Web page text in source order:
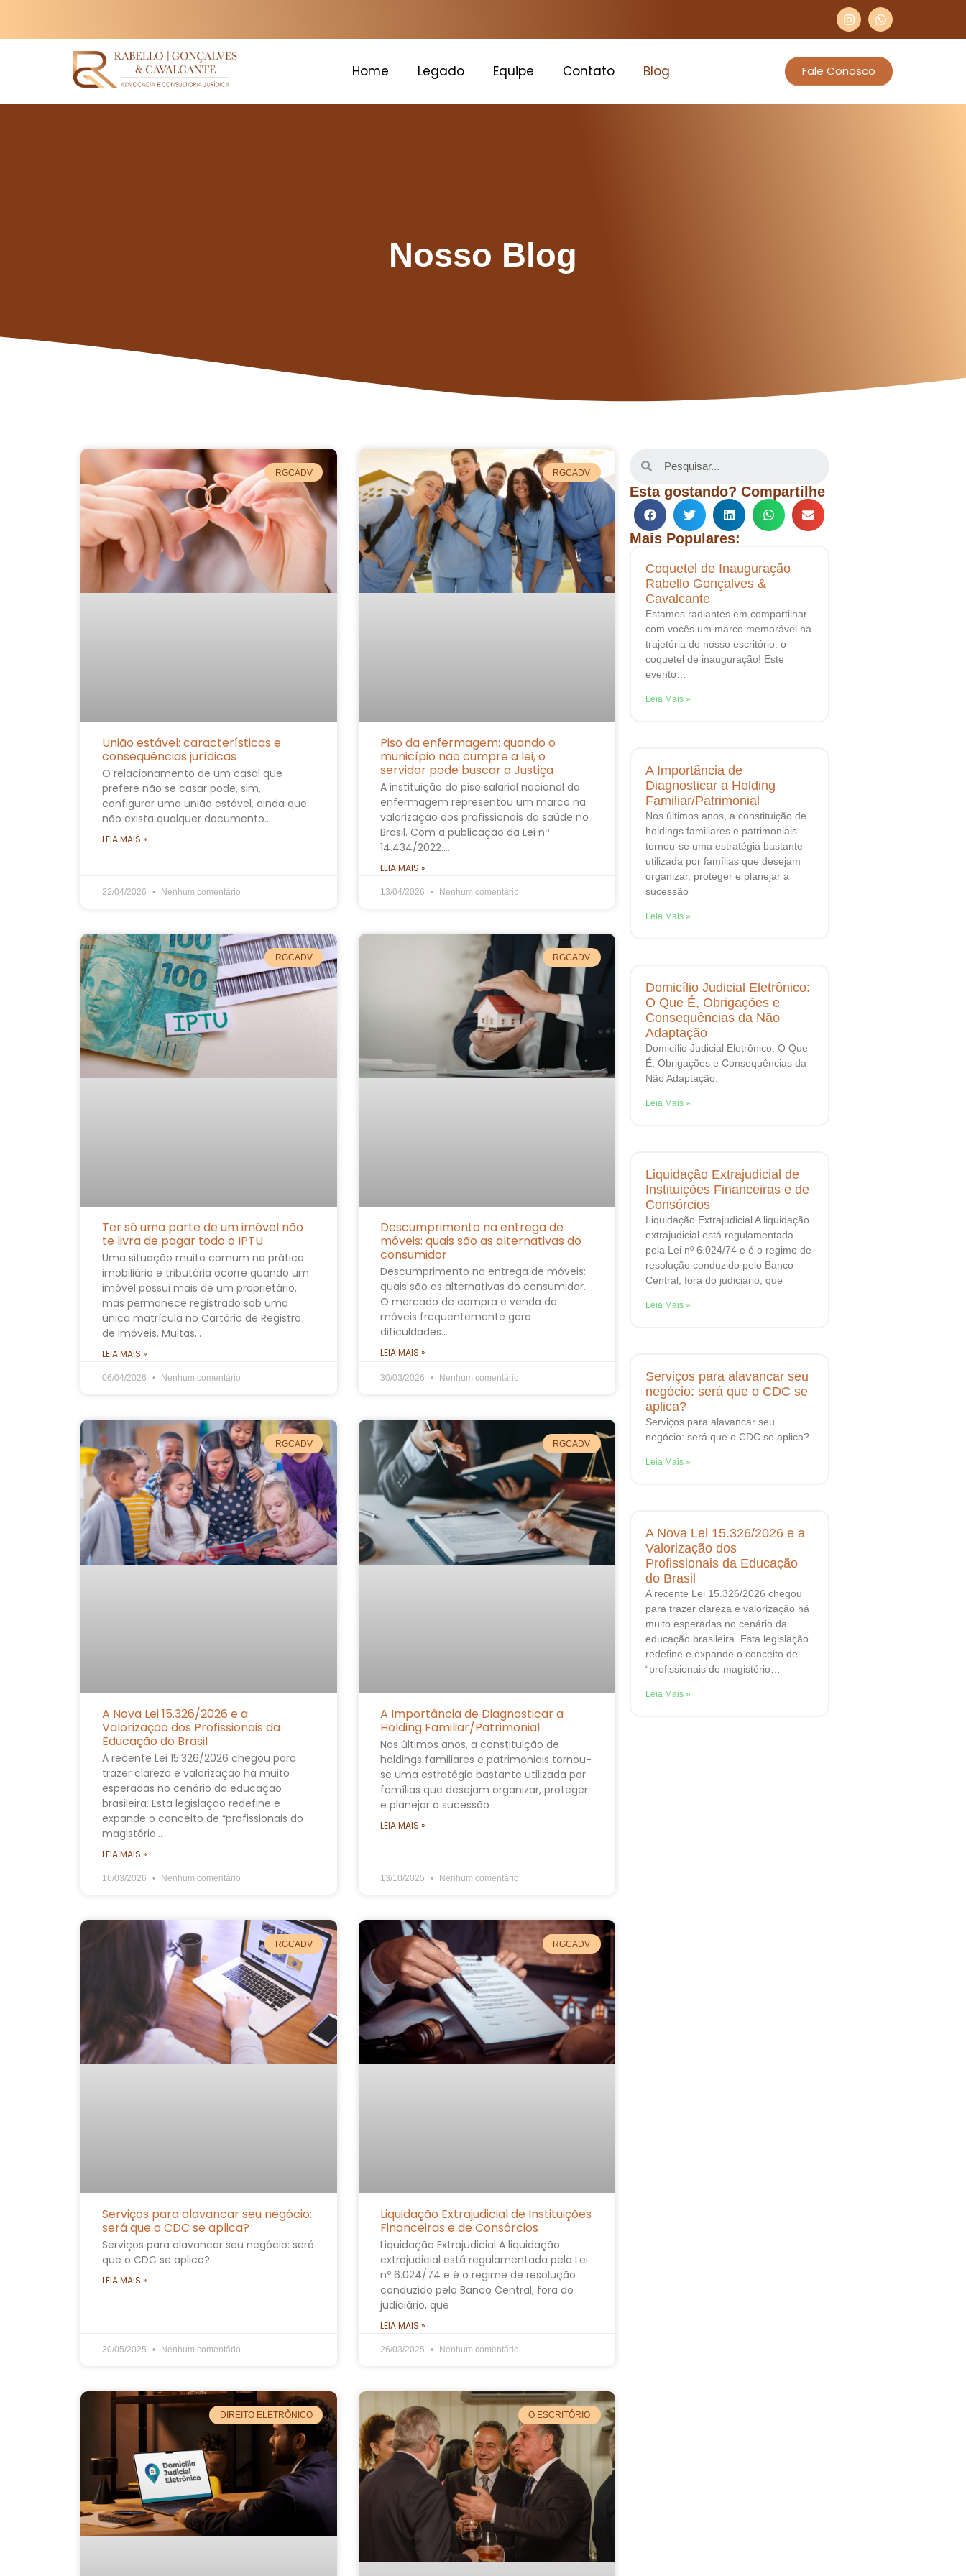
Home Legado Equipe Contato Blog Fale Conosco
Nosso Blog
RGCADV
União estável: características e
consequências jurídicas
​O relacionamento de um casal que
prefere não se casar pode, sim,
configurar uma união estável, ainda que
não exista qualquer documento…
LEIA MAIS »
22/04/2026 Nenhum comentário
RGCADV
Piso da enfermagem: quando o
município não cumpre a lei, o
servidor pode buscar a Justiça
A instituição do piso salarial nacional da
enfermagem representou um marco na
valorização dos profissionais da saúde no
Brasil. Com a publicação da Lei nº
14.434/2022….
LEIA MAIS »
13/04/2026 Nenhum comentário
RGCADV
Ter só uma parte de um imóvel não
te livra de pagar todo o IPTU
Uma situação muito comum na prática
imobiliária e tributária ocorre quando um
imóvel possui mais de um proprietário,
mas permanece registrado sob uma
única matrícula no Cartório de Registro
de Imóveis. Muitas…
LEIA MAIS »
06/04/2026 Nenhum comentário
RGCADV
Descumprimento na entrega de
móveis: quais são as alternativas do
consumidor
Descumprimento na entrega de móveis:
quais são as alternativas do consumidor.
O mercado de compra e venda de
móveis frequentemente gera
dificuldades…
LEIA MAIS »
30/03/2026 Nenhum comentário
RGCADV
A Nova Lei 15.326/2026 e a
Valorização dos Profissionais da
Educação do Brasil
A recente Lei 15.326/2026 chegou para
trazer clareza e valorização há muito
esperadas no cenário da educação
brasileira. Esta legislação redefine e
expande o conceito de “profissionais do
magistério…
LEIA MAIS »
16/03/2026 Nenhum comentário
RGCADV
A Importância de Diagnosticar a
Holding Familiar/Patrimonial
Nos últimos anos, a constituição de
holdings familiares e patrimoniais tornou-
se uma estratégia bastante utilizada por
famílias que desejam organizar, proteger
e planejar a sucessão
LEIA MAIS »
13/10/2025 Nenhum comentário
RGCADV
Serviços para alavancar seu negócio:
será que o CDC se aplica?
Serviços para alavancar seu negócio: será
que o CDC se aplica?
LEIA MAIS »
30/05/2025 Nenhum comentário
RGCADV
Liquidação Extrajudicial de Instituições
Financeiras e de Consórcios
Liquidação Extrajudicial A liquidação
extrajudicial está regulamentada pela Lei
nº 6.024/74 e é o regime de resolução
conduzido pelo Banco Central, fora do
judiciário, que
LEIA MAIS »
26/03/2025 Nenhum comentário
DIREITO ELETRÔNICO O ESCRITÓRIO
Esta gostando? Compartilhe
Mais Populares:
Coquetel de Inauguração
Rabello Gonçalves &
Cavalcante
Estamos radiantes em compartilhar
com vocês um marco memorável na
trajetória do nosso escritório: o
coquetel de inauguração! Este
evento…
Leia Mais »
A Importância de
Diagnosticar a Holding
Familiar/Patrimonial
Nos últimos anos, a constituição de
holdings familiares e patrimoniais
tornou-se uma estratégia bastante
utilizada por famílias que desejam
organizar, proteger e planejar a
sucessão
Leia Mais »
Domicílio Judicial Eletrônico:
O Que É, Obrigações e
Consequências da Não
Adaptação
Domicílio Judicial Eletrônico: O Que
É, Obrigações e Consequências da
Não Adaptação.
Leia Mais »
Liquidação Extrajudicial de
Instituições Financeiras e de
Consórcios
Liquidação Extrajudicial A liquidação
extrajudicial está regulamentada
pela Lei nº 6.024/74 e é o regime de
resolução conduzido pelo Banco
Central, fora do judiciário, que
Leia Mais »
Serviços para alavancar seu
negócio: será que o CDC se
aplica?
Serviços para alavancar seu
negócio: será que o CDC se aplica?
Leia Mais »
A Nova Lei 15.326/2026 e a
Valorização dos
Profissionais da Educação
do Brasil
A recente Lei 15.326/2026 chegou
para trazer clareza e valorização há
muito esperadas no cenário da
educação brasileira. Esta legislação
redefine e expande o conceito de
“profissionais do magistério…
Leia Mais »